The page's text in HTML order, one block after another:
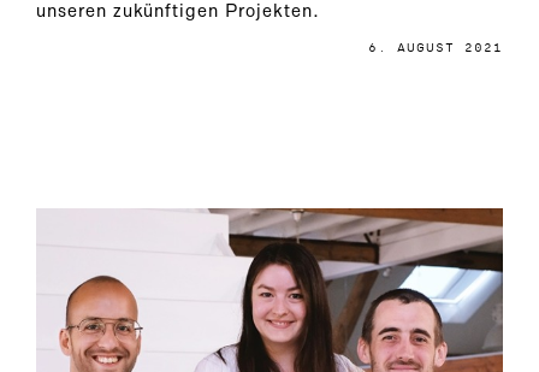
unseren zukünftigen Projekten.
6. AUGUST 2021